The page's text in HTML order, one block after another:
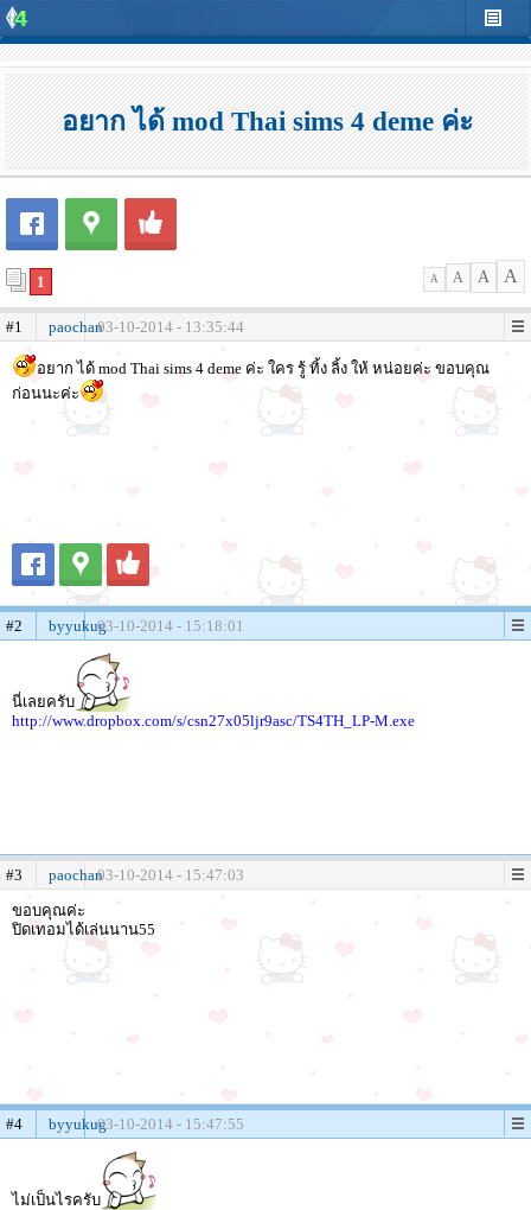
อยาก ได้ mod Thai sims 4 deme ค่ะ
1 A A A A
#1 paochan03-10-2014 - 13:35:44
อยาก ได้ mod Thai sims 4 deme ค่ะ ใคร รู้ ทิ้ง ลิ้ง ให้ หน่อยค่ะ ขอบคุณ
ก่อนนะค่ะ
#2 byyukug03-10-2014 - 15:18:01
นี่เลยครับ
http://www.dropbox.com/s/csn27x05ljr9asc/TS4TH_LP-M.exe
#3 paochan03-10-2014 - 15:47:03
ขอบคุณค่ะ
ปิดเทอมได้เล่นนาน55
#4 byyukug03-10-2014 - 15:47:55
ไม่เป็นไรครับ